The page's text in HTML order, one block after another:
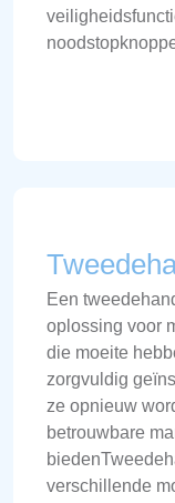
Een
oplossing voor
die moeite
zorgvuldig
ze opnieuw
betrouwbare
verschillende